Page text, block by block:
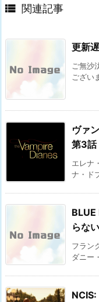
 関連記事
更新
ご無沙
ござい
ヴァ
第3話
エレナ
ナ・ド
らな
フラン
ダニー